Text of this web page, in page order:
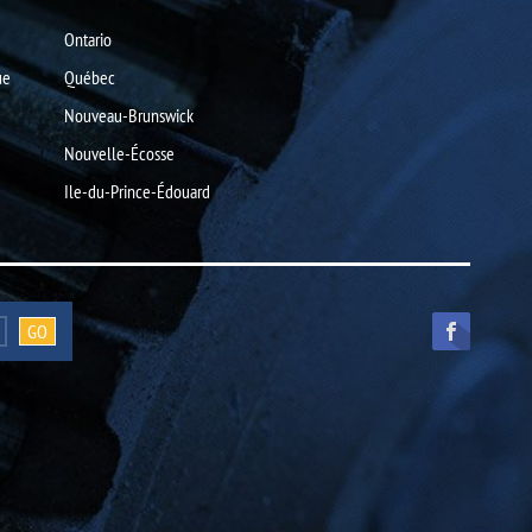
Ontario
Québec
Nouveau-Brunswick
Nouvelle-Écosse
Ile-du-Prince-Édouard